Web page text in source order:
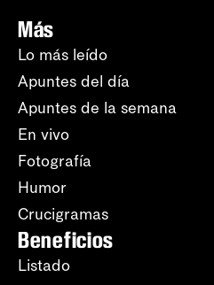
Más
Lo más leído
Apuntes del día
Apuntes de la semana
En vivo
Fotografía
Humor
Crucigramas
Beneficios
Listado